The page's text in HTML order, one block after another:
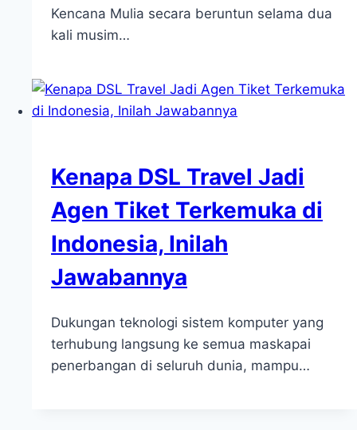
Kencana Mulia secara beruntun selama dua
kali musim…
Kenapa DSL Travel Jadi
Agen Tiket Terkemuka di
Indonesia, Inilah
Jawabannya
Dukungan teknologi sistem komputer yang
terhubung langsung ke semua maskapai
penerbangan di seluruh dunia, mampu…